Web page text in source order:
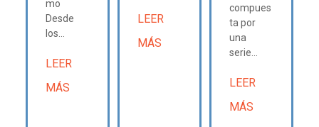
mo
Desde
los...
LEER
MÁS
LEER
MÁS
compues
ta por
una
serie...
LEER
MÁS